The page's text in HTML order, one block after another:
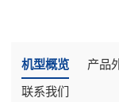
机型概览 产品
联系我们